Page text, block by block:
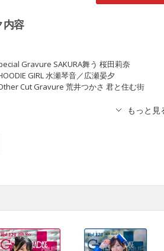
内容
Gravure SAKURA舞う 桜田莉奈
GIRL 水瀬琴音／広瀬晏夕
Cut Gravure 荒井つかさ 君と住む街